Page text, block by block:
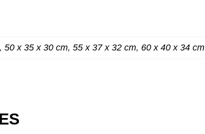
50 x 35 x 30 cm, 55 x 37 x 32 cm, 60 x 40 x 34 cm